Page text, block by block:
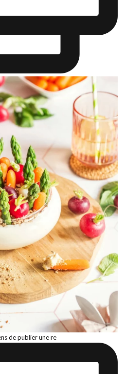
de publier une re